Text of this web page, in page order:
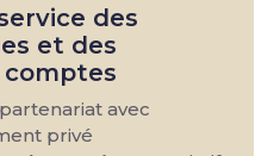
des
et des
comptes
avec
privé